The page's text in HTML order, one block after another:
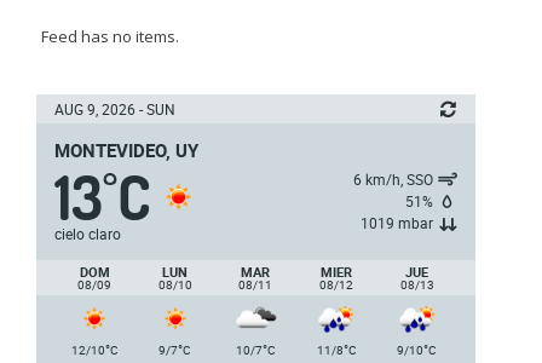
José G. Artigas
Batallón “Asencio” de Infantería N° 5
nacionales de AUVO
Delegación de la Embajada de Japón
Feed has no items.
AUG 9, 2026 - SUN
MONTEVIDEO, UY
13°C
cielo claro
6 km/h, SSO
51%
1019 mbar
DOM
08/09
LUN
08/10
MAR
08/11
MIER
08/12
JUE
08/13
12/10°C 9/7°C 10/7°C 11/8°C 9/10°C